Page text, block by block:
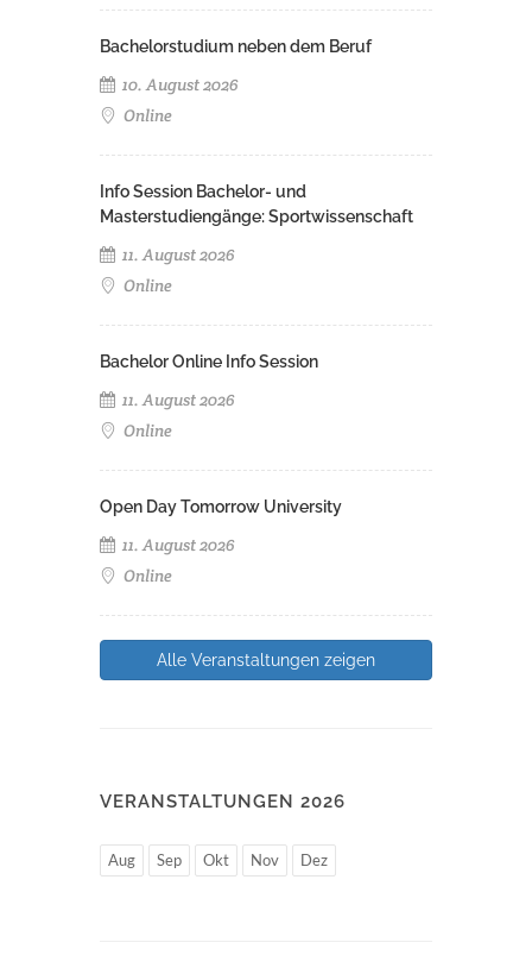
Bachelorstudium neben dem Beruf
10. August 2026
Online
Info Session Bachelor- und
Masterstudiengänge: Sportwissenschaft
11. August 2026
Online
Bachelor Online Info Session
11. August 2026
Online
Open Day Tomorrow University
11. August 2026
Online
Alle Veranstaltungen zeigen
VERANSTALTUNGEN 2026
Aug Sep Okt Nov Dez